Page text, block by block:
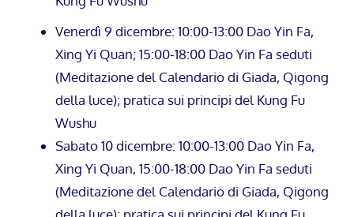
Venerdì 9 dicembre: 10:00-13:00 Dao Yin Fa,
Xing Yi Quan; 15:00-18:00 Dao Yin Fa seduti
(Meditazione del Calendario di Giada, Qigong
della luce); pratica sui principi del Kung Fu
Wushu
Sabato 10 dicembre: 10:00-13:00 Dao Yin Fa,
Xing Yi Quan, 15:00-18:00 Dao Yin Fa seduti
(Meditazione del Calendario di Giada, Qigong